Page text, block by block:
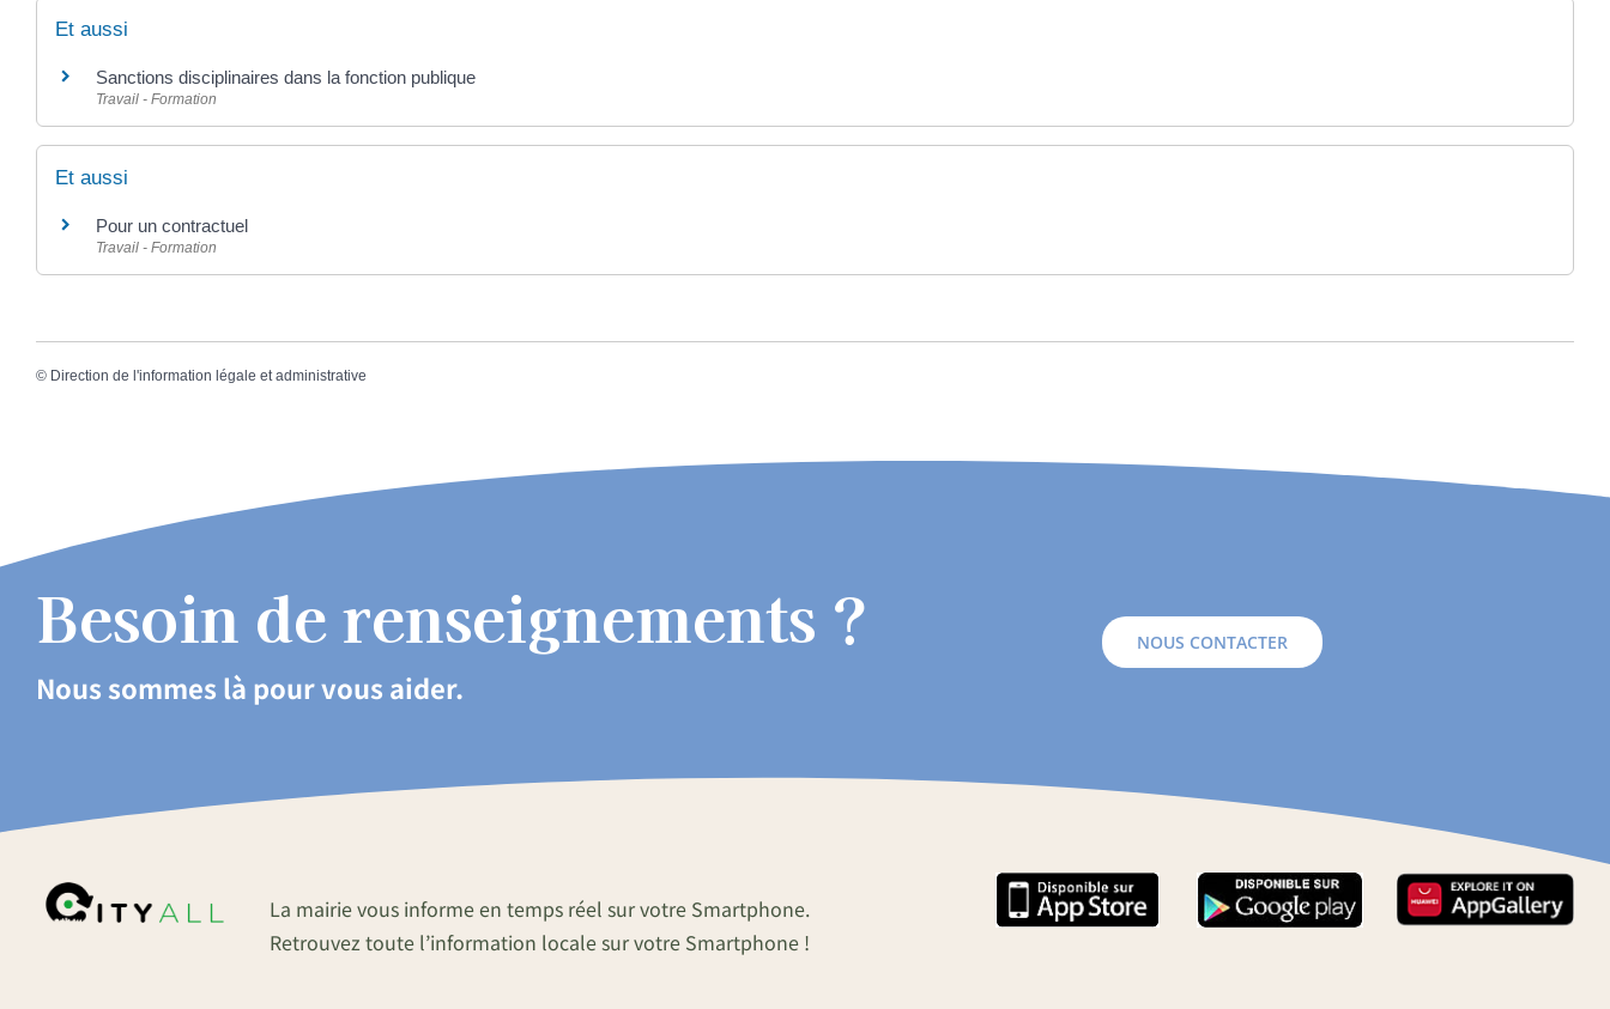
Et aussi
Sanctions disciplinaires dans la fonction publique
Travail - Formation
Et aussi
Pour un contractuel
Travail - Formation
© Direction de l'information légale et administrative
Besoin de renseignements ?
Nous sommes là pour vous aider.
NOUS CONTACTER
La mairie vous informe en temps réel sur votre Smartphone.
Retrouvez toute l’information locale sur votre Smartphone !